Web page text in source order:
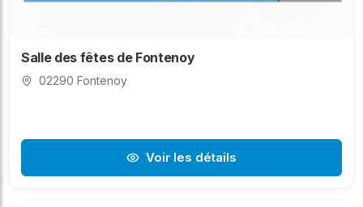
Salle des fêtes de Fontenoy
02290 Fontenoy
Voir les détails